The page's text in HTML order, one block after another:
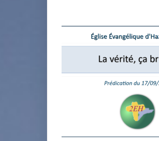
miniature